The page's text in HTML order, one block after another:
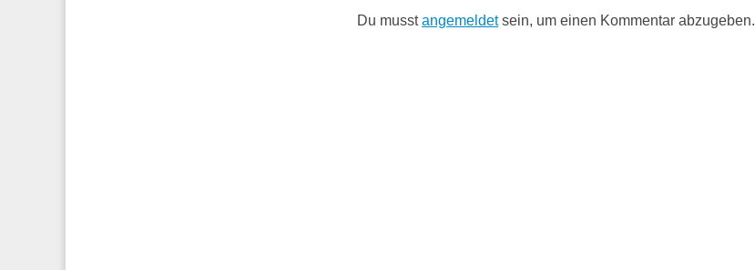
Du musstangemeldetsein, um einen Kommentar abzugeben.